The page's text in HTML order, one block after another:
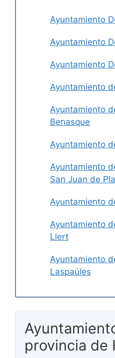
Ayuntamiento
Ayuntamiento
Ayuntamiento
Ayuntamiento
Ayuntamiento
Benasque
Ayuntamiento
Ayuntamiento
San Juan de
Ayuntamiento
Ayuntamiento
Llert
Ayuntamiento
Laspaúles
provincia de